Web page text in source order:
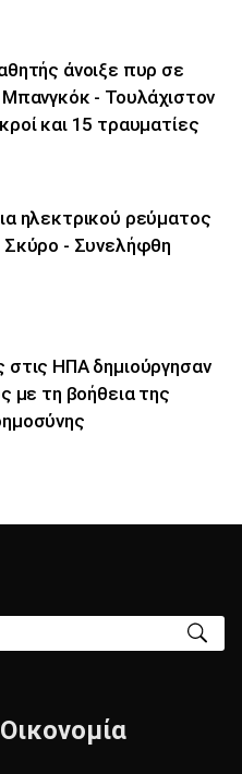
άνοιξε πυρ σε
- Τουλάχιστον
και 15 τραυματίες
ηλεκτρικού ρεύματος
- Συνελήφθη
στις ΗΠΑ δημιούργησαν
με τη βοήθεια της
Οικονομία